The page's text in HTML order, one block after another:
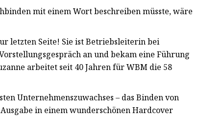
mit einem Wort beschreiben müsste, wäre
letzten Seite! Sie ist Betriebsleiterin bei
an und bekam eine Führung
arbeitet seit 40 Jahren für WBM die 58
Unternehmenszuwachses – das Binden von
in einem wunderschönen Hardcover